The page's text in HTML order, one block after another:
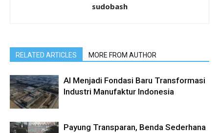
sudobash
RELATED ARTICLES MORE FROM AUTHOR
AI Menjadi Fondasi Baru Transformasi
Industri Manufaktur Indonesia
Payung Transparan, Benda Sederhana